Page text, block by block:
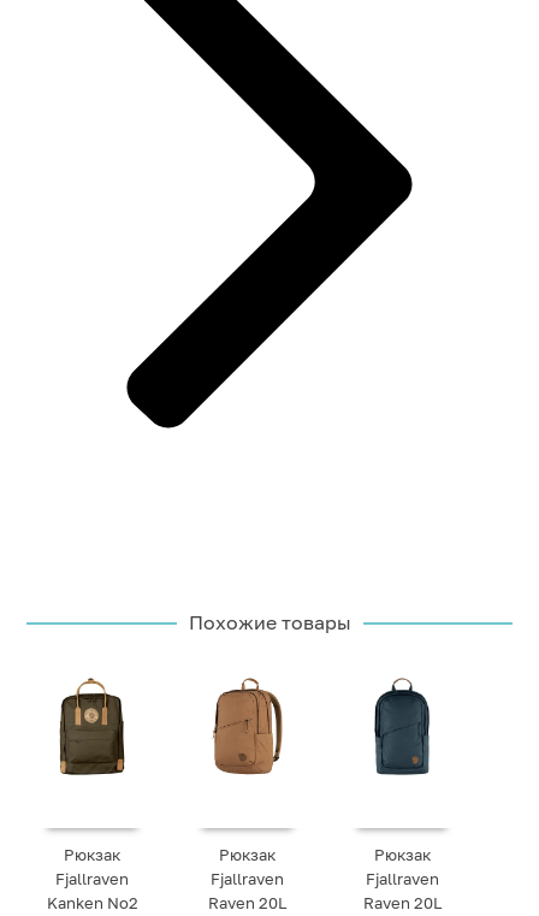
Похожие товары
Рюкзак
Fjallraven
Kanken No2
Рюкзак
Fjallraven
Raven 20L
Рюкзак
Fjallraven
Raven 20L